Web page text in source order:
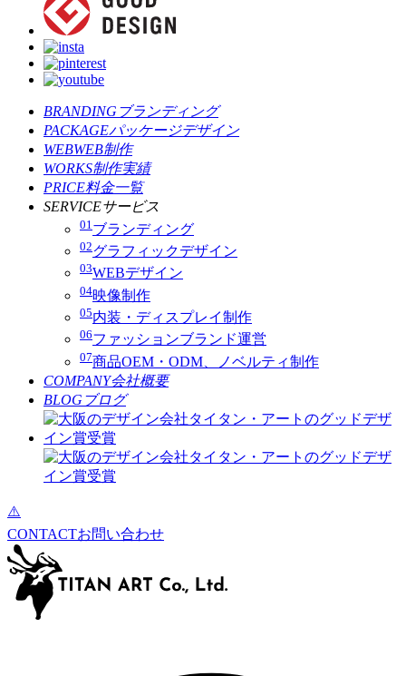
BRANDING ブランディング
PACKAGEパッケージデザイン
WEBWEB制作
WORKS制作実績
PRICE料金一覧
SERVICEサービス
01 ブランディング
02グラフィックデザイン
03WEBデザイン
04映像制作
05内装・ディスプレイ制作
06ファッションブランド運営
07商品OEM・ODM、ノベルティ制作
COMPANY会社概要
BLOG ブログ
CONTACTお問い合わせ